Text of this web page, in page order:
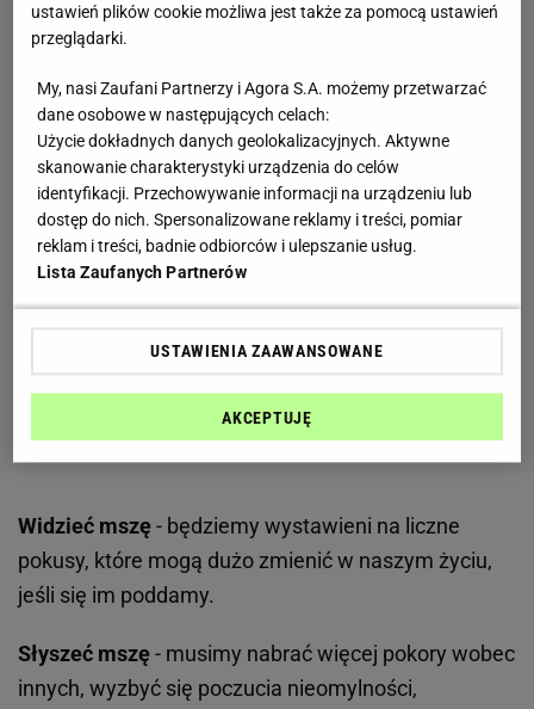
Widzieć mszę- będziemy wystawieni na liczne
pokusy, które mogą dużo zmienić w naszym życiu,
jeśli się im poddamy.
Słyszeć mszę- musimy nabrać więcej pokory wobec
innych, wyzbyć się poczucia nieomylności,
ustawień plików cookie możliwa jest także za pomocą ustawień
przeglądarki.
My, nasi Zaufani Partnerzy i Agora S.A. możemy przetwarzać
dane osobowe w następujących celach:
Użycie dokładnych danych geolokalizacyjnych. Aktywne
skanowanie charakterystyki urządzenia do celów
identyfikacji. Przechowywanie informacji na urządzeniu lub
dostęp do nich. Spersonalizowane reklamy i treści, pomiar
reklam i treści, badnie odbiorców i ulepszanie usług.
Lista Zaufanych Partnerów
USTAWIENIA ZAAWANSOWANE
AKCEPTUJĘ